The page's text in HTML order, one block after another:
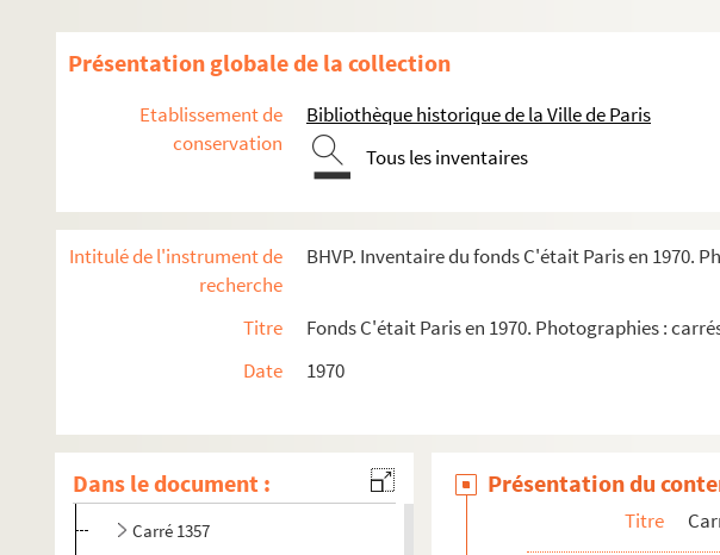
Présentation globale de la collection
Etablissement de
conservation
Bibliothèque historique de la Ville de Paris
Tous les inventaires
Intitulé de l'instrument de
recherche
BHVP. Inventaire du fonds C'était Paris en 1970.
Titre
Fonds C'était Paris en 1970. Photographies :
Date
1970
Dans le document :
Carrés 1291 à 1310. 5eet 13
arrondissements
Carrés 1331 à 1350. 12 et 13
Carrés 1351 à 1370. 12earrondissement
Carré 1355
Carré 1356
Carré 1357
Présentation du
Titre